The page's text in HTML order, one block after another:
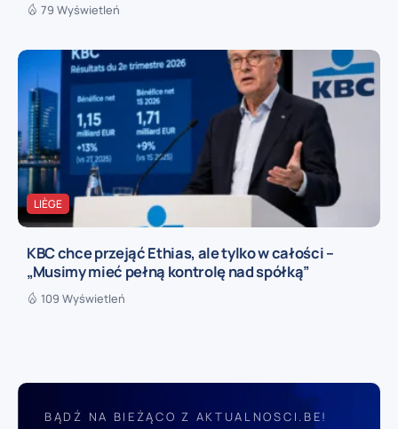
79 Wyświetleń
LIÈGE
KBC chce przejąć Ethias, ale tylko w całości –
„Musimy mieć pełną kontrolę nad spółką”
109 Wyświetleń
BĄDŹ NA BIEŻĄCO Z AKTUALNOSCI.BE!